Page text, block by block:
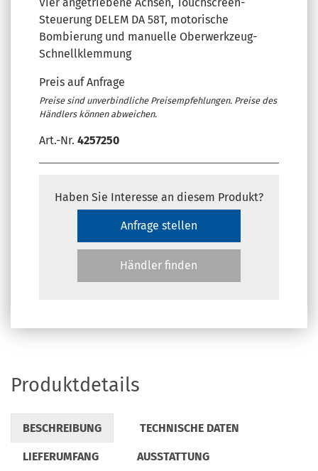
Steuerung DELEM DA 58T, motorische
Bombierung und manuelle Oberwerkzeug-
Schnellklemmung
Preis auf Anfrage
Preise sind unverbindliche Preisempfehlungen. Preise des
Händlers können abweichen.
Art.-Nr. 4257250
Haben Sie Interesse an diesem Produkt?
Anfrage stellen
Händler finden
Produktdetails
BESCHREIBUNG TECHNISCHE DATEN
LIEFERUMFANG AUSSTATTUNG